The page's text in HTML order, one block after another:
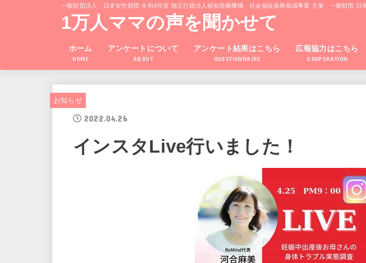
一般財団法人 日本女性財団 令和4年度 独立行政法人福祉医療機構 社会福祉振興助成事業 主催 一般財団 日
1万人ママの声を聞かせて
ホーム
HOME
アンケートについて
ABOUT
アンケート結果はこちら
QUESTIONNAIRE
広報協力はこちら
COOPERATION
お知らせ
2022.04.26
インスタLive行いました！